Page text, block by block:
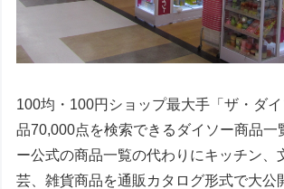
100均・100円ショップ最大手「ザ・ダ
品70,000点を検索できるダイソー商品一
ー公式の商品一覧の代わりにキッチン、
芸、雑貨商品を通販カタログ形式で大公